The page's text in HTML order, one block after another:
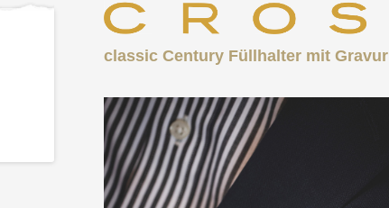
classic Century Füllhalter mit Gravur